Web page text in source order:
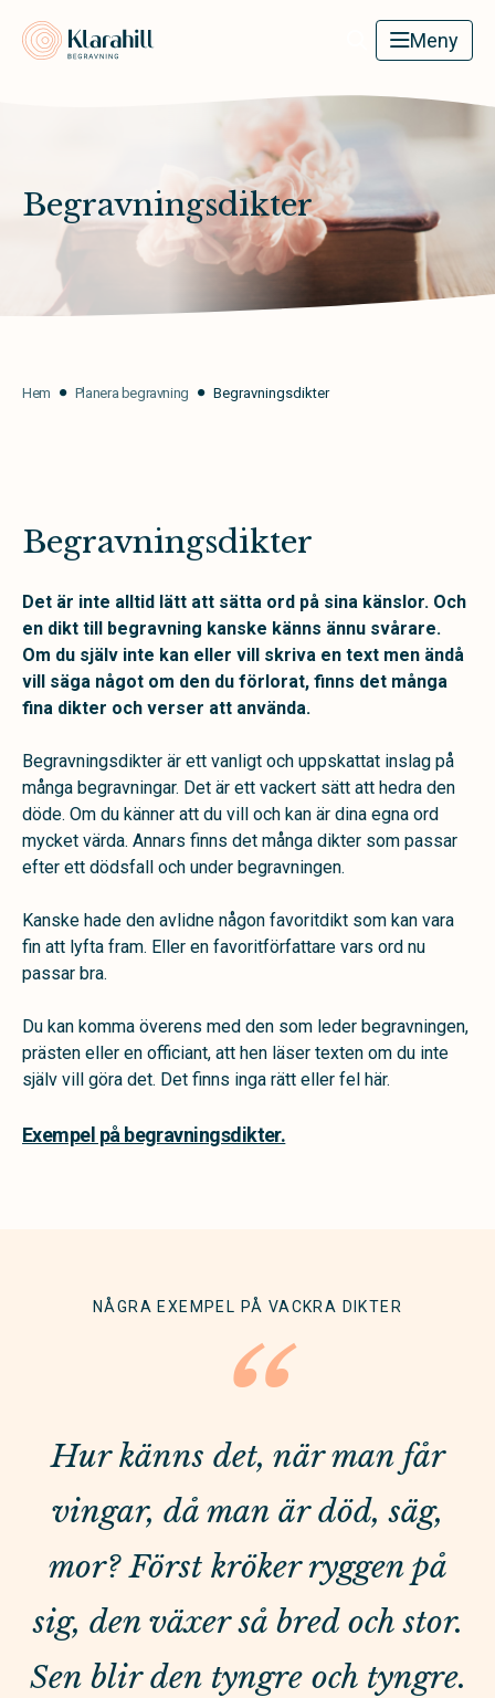
Meny
Begravningsdikter
Hem Planera begravning Begravningsdikter
Begravningsdikter
Det är inte alltid lätt att sätta ord på sina känslor. Och
en dikt till begravning kanske känns ännu svårare.
Om du själv inte kan eller vill skriva en text men ändå
vill säga något om den du förlorat, finns det många
fina dikter och verser att använda.
Begravningsdikter är ett vanligt och uppskattat inslag på
många begravningar. Det är ett vackert sätt att hedra den
döde. Om du känner att du vill och kan är dina egna ord
mycket värda. Annars finns det många dikter som passar
efter ett dödsfall och under begravningen.
Kanske hade den avlidne någon favoritdikt som kan vara
fin att lyfta fram. Eller en favoritförfattare vars ord nu
passar bra.
Du kan komma överens med den som leder begravningen,
prästen eller en officiant, att hen läser texten om du inte
själv vill göra det. Det finns inga rätt eller fel här.
Exempel på begravningsdikter.
NÅGRA EXEMPEL PÅ VACKRA DIKTER
“
Hur känns det, när man får
vingar, då man är död, säg,
mor? Först kröker ryggen på
sig, den växer så bred och stor.
Sen blir den tyngre och tyngre.